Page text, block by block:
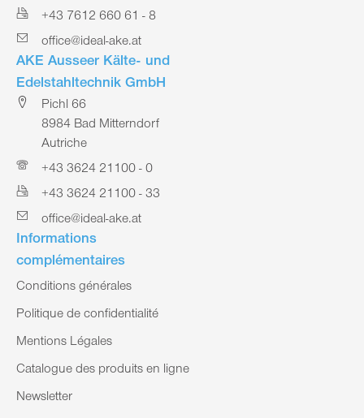
+43 7612 660 61 - 8
office@ideal-ake.at
AKE Ausseer Kälte- und
Edelstahltechnik GmbH
Pichl 66
8984 Bad Mitterndorf
Autriche
+43 3624 21100 - 0
+43 3624 21100 - 33
office@ideal-ake.at
Informations
complémentaires
Conditions générales
Politique de confidentialité
Mentions Légales
Catalogue des produits en ligne
Newsletter